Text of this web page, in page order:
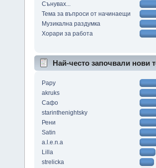
Сънувах...
Тема за въпроси от начинаещи
Музикална раздумка
Хорари за работа
Най-често започвали нови
Papy
akruks
Сафо
starinthenightsky
Рени
Satin
a.l.e.n.a
Lilla
strelicka